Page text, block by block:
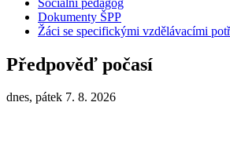
Dokumenty ŠPP
Žáci se specifickými vzdělávacími
Předpověď počasí
dnes, pátek 7. 8. 2026